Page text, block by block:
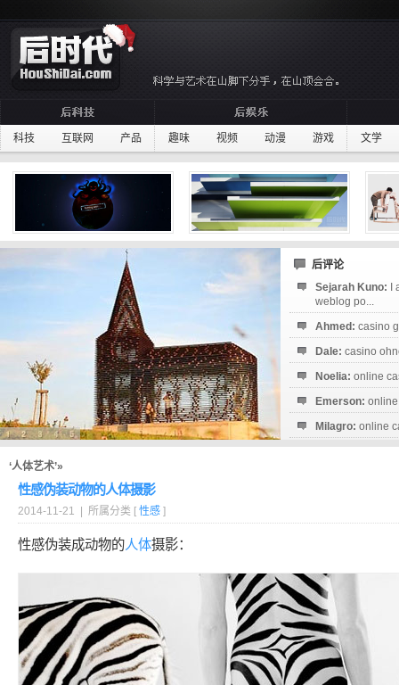
科技 互联网 产品 趣味 视频 动漫 游戏 文学
后评论
Sejarah Kuno:
weblog po...
Ahmed: casino
Dale: casino
Noelia: online
Emerson:
Milagro: online
‘人体艺术’»
性感伪装动物的人体摄影
2014-11-21 | 所属分类 [ 性感 ]
性感伪装成动物的人体摄影：